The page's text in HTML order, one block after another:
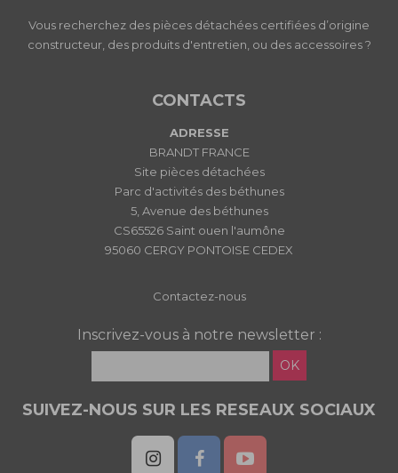
Vous recherchez des pièces détachées certifiées d’origine
constructeur, des produits d'entretien, ou des accessoires ?
CONTACTS
ADRESSE
BRANDT FRANCE
Site pièces détachées
Parc d'activités des béthunes
5, Avenue des béthunes
CS65526 Saint ouen l'aumône
95060 CERGY PONTOISE CEDEX
Contactez-nous
Inscrivez-vous à notre newsletter :
OK
SUIVEZ-NOUS SUR LES RESEAUX SOCIAUX